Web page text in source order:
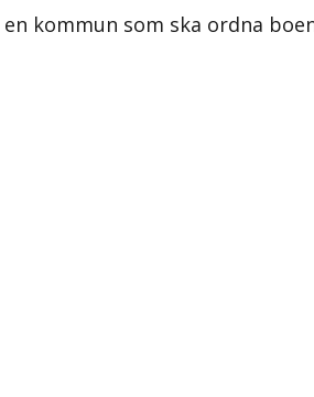
en kommun som ska ordna